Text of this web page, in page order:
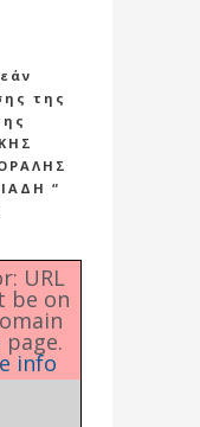
της
“
URL
be on
info